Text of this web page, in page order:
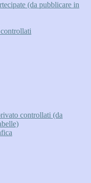
(da pubblicare in
controllati (da